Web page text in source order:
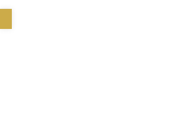
Ouvrir la barre d’outils